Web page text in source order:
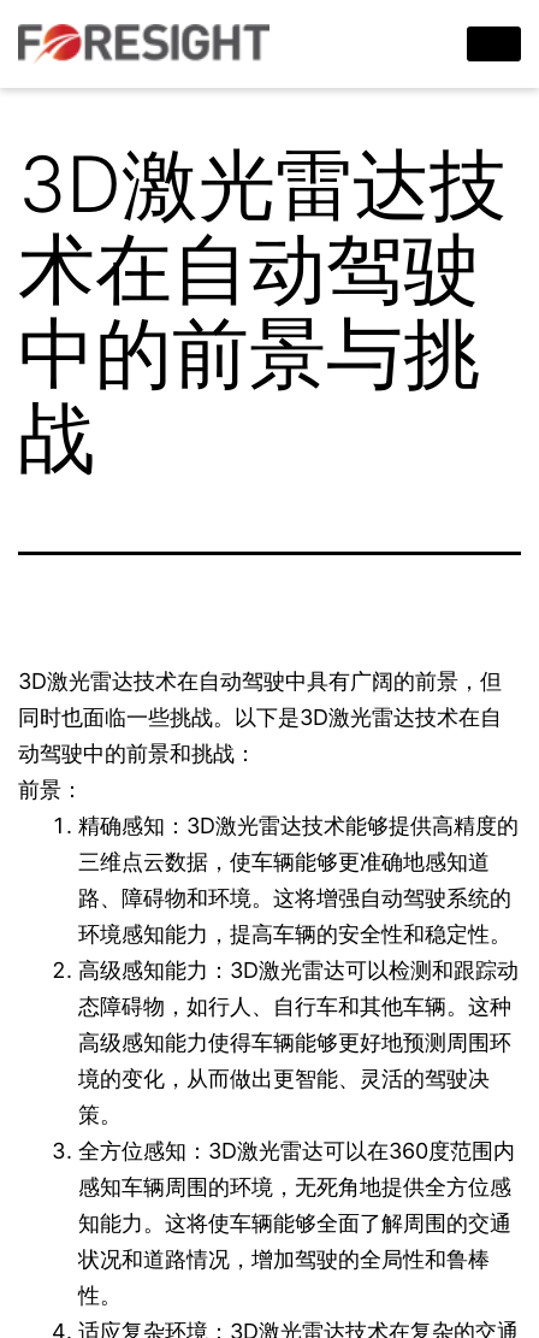
3D激光雷达技
术在自动驾驶
中的前景与挑
战
3D激光雷达技术在自动驾驶中具有广阔的前景，但
同时也面临一些挑战。以下是3D激光雷达技术在自
动驾驶中的前景和挑战：
前景：
精确感知：3D激光雷达技术能够提供高精度的
三维点云数据，使车辆能够更准确地感知道
路、障碍物和环境。这将增强自动驾驶系统的
环境感知能力，提高车辆的安全性和稳定性。
高级感知能力：3D激光雷达可以检测和跟踪动
态障碍物，如行人、自行车和其他车辆。这种
高级感知能力使得车辆能够更好地预测周围环
境的变化，从而做出更智能、灵活的驾驶决
策。
全方位感知：3D激光雷达可以在360度范围内
感知车辆周围的环境，无死角地提供全方位感
知能力。这将使车辆能够全面了解周围的交通
状况和道路情况，增加驾驶的全局性和鲁棒
性。
适应复杂环境：3D激光雷达技术在复杂的交通